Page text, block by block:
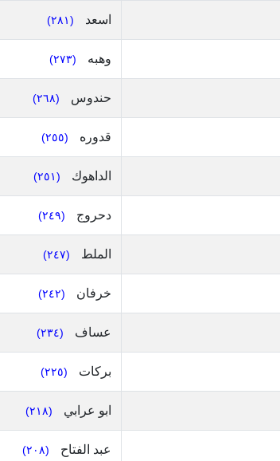
اسعد (٢٨١)
وهبه (٢٧٣)
حندوس (٢٦٨)
قدوره (٢٥٥)
الداهوك (٢٥١)
دحروج (٢٤٩)
الملط (٢٤٧)
خرفان (٢٤٢)
عساف (٢٣٤)
بركات (٢٢٥)
ابو عرابي (٢١٨)
عبد الفتاح (٢٠٨)